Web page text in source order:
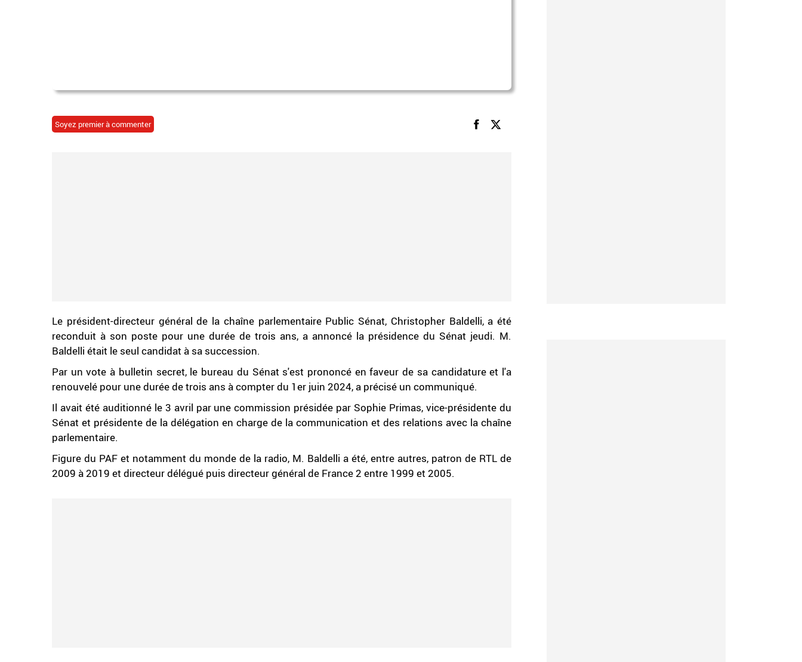
Soyez premier à commenter
Le président-directeur général de la chaîne parlementaire Public Sénat, Christopher Baldelli, a été
reconduit à son poste pour une durée de trois ans, a annoncé la présidence du Sénat jeudi. M.
Baldelli était le seul candidat à sa succession.
Par un vote à bulletin secret, le bureau du Sénat s'est prononcé en faveur de sa candidature et l'a
renouvelé pour une durée de trois ans à compter du 1er juin 2024, a précisé un communiqué.
Il avait été auditionné le 3 avril par une commission présidée par Sophie Primas, vice-présidente du
Sénat et présidente de la délégation en charge de la communication et des relations avec la chaîne
parlementaire.
Figure du PAF et notamment du monde de la radio, M. Baldelli a été, entre autres, patron de RTL de
2009 à 2019 et directeur délégué puis directeur général de France 2 entre 1999 et 2005.